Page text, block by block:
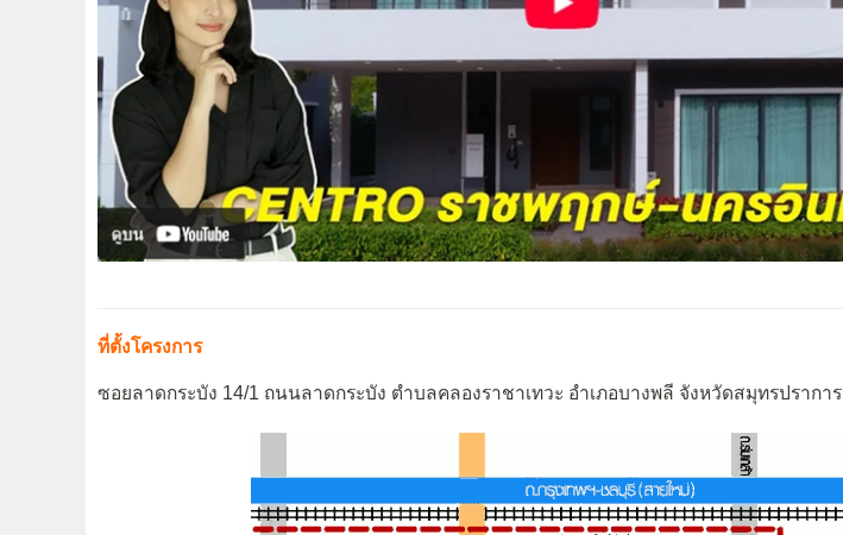
ที่ตั้งโครงการ
ซอยลาดกระบัง 14/1 ถนนลาดกระบัง ตำบลคลองราชาเทวะ อำเภอบางพลี จังหวัดสมุทรปราการ